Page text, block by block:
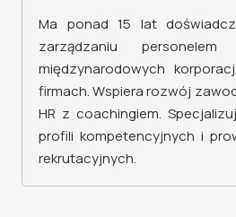
Ma ponad 15 lat
zarządzaniu
międzynarodowych
firmach. Wspiera rozwój
HR z coachingiem.
profili kompetencyjnych i
rekrutacyjnych.